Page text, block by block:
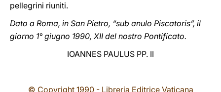
pellegrini riuniti.
Dato a Roma, in San Pietro, “sub anulo Piscatoris”, il
giorno 1° giugno 1990, XII del nostro Pontificato.
IOANNES PAULUS PP. II
© Copyright 1990 - Libreria Editrice Vaticana